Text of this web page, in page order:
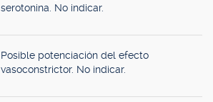
serotonina. No indicar.
Posible potenciación del efecto
vasoconstrictor. No indicar.